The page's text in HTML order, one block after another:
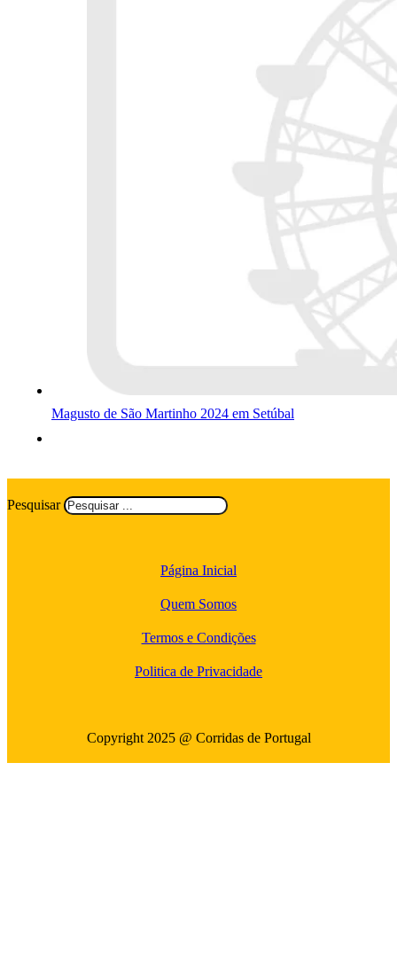
Magusto de São Martinho 2024 em Setúbal
Pesquisar
Página Inicial
Quem Somos
Termos e Condições
Politica de Privacidade
Copyright 2025 @ Corridas de Portugal